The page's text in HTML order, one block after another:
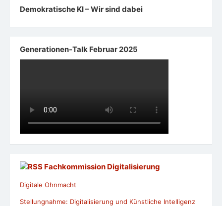
Demokratische KI – Wir sind dabei
Generationen-Talk Februar 2025
Fachkommission Digitalisierung
Digitale Ohnmacht
Stellungnahme: Digitalisierung und Künstliche Intelligenz